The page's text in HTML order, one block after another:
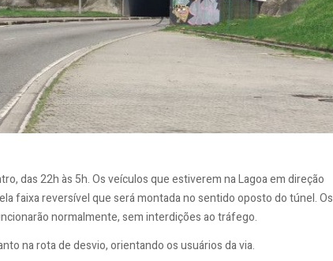
das 22h às 5h. Os veículos que estiverem na Lagoa em direção
faixa reversível que será montada no sentido oposto do túnel. Os
normalmente, sem interdições ao tráfego.
na rota de desvio, orientando os usuários da via.